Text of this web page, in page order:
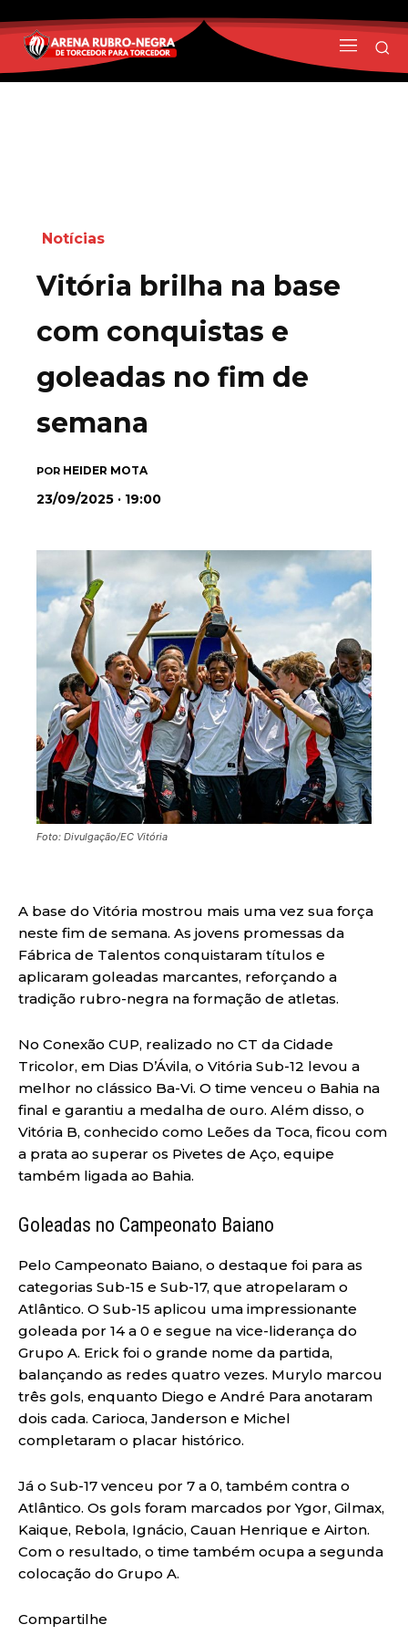
Notícias
Vitória brilha na base
com conquistas e
goleadas no fim de
semana
POR HEIDER MOTA
23/09/2025 · 19:00
Foto: Divulgação/EC Vitória
A base do Vitória mostrou mais uma vez sua força
neste fim de semana. As jovens promessas da
Fábrica de Talentos conquistaram títulos e
aplicaram goleadas marcantes, reforçando a
tradição rubro-negra na formação de atletas.
No Conexão CUP, realizado no CT da Cidade
Tricolor, em Dias D’Ávila, o Vitória Sub-12 levou a
melhor no clássico Ba-Vi. O time venceu o Bahia na
final e garantiu a medalha de ouro. Além disso, o
Vitória B, conhecido como Leões da Toca, ficou com
a prata ao superar os Pivetes de Aço, equipe
também ligada ao Bahia.
Goleadas no Campeonato Baiano
Pelo Campeonato Baiano, o destaque foi para as
categorias Sub-15 e Sub-17, que atropelaram o
Atlântico. O Sub-15 aplicou uma impressionante
goleada por 14 a 0 e segue na vice-liderança do
Grupo A. Erick foi o grande nome da partida,
balançando as redes quatro vezes. Murylo marcou
três gols, enquanto Diego e André Para anotaram
dois cada. Carioca, Janderson e Michel
completaram o placar histórico.
Já o Sub-17 venceu por 7 a 0, também contra o
Atlântico. Os gols foram marcados por Ygor, Gilmax,
Kaique, Rebola, Ignácio, Cauan Henrique e Airton.
Com o resultado, o time também ocupa a segunda
colocação do Grupo A.
Compartilhe